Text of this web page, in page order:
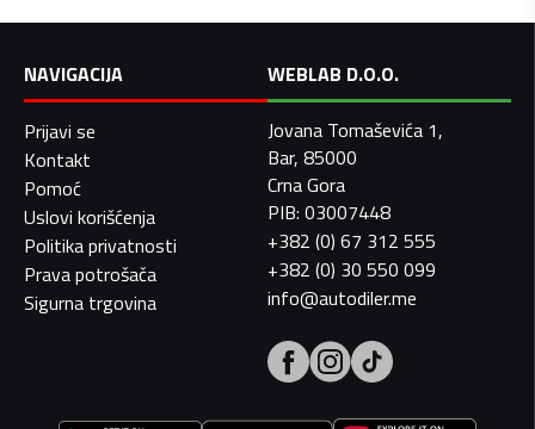
NAVIGACIJA
Prijavi se
Kontakt
Pomoć
Uslovi korišćenja
Politika privatnosti
Prava potrošača
Sigurna trgovina
WEBLAB D.O.O.
Jovana Tomaševića 1,
Bar, 85000
Crna Gora
PIB: 03007448
+382 (0) 67 312 555
+382 (0) 30 550 099
info@autodiler.me